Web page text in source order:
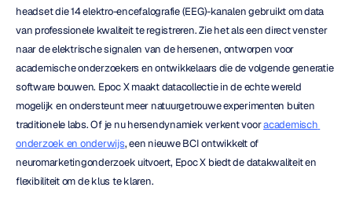
headset die 14 elektro-encefalografie (EEG)-kanalen gebruikt om data
van professionele kwaliteit te registreren. Zie het als een direct venster
naar de elektrische signalen van de hersenen, ontworpen voor
academische onderzoekers en ontwikkelaars die de volgende generatie
software bouwen. Epoc X maakt datacollectie in de echte wereld
mogelijk en ondersteunt meer natuurgetrouwe experimenten buiten
traditionele labs. Of je nu hersendynamiek verkent voor academisch
onderzoek en onderwijs, een nieuwe BCI ontwikkelt of
neuromarketingonderzoek uitvoert, Epoc X biedt de datakwaliteit en
flexibiliteit om de klus te klaren.